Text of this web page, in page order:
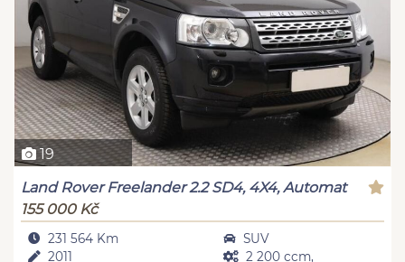
19
Land Rover Freelander 2.2 SD4, 4X4, Automat
155 000 Kč
231 564 Km
2011
SUV
2 200 ccm,